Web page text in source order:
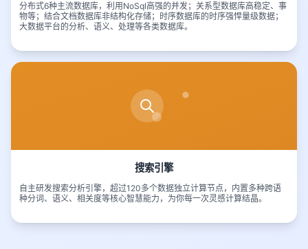
分布式6种主流数据库，利用NoSql高强的并发；关系型数据库高稳定、事
物等；结合文档数据库非结构化存储；时序数据库的时序强悍量级数据；
大数据平台的分析、语义、处理等各类数据库。
搜索引擎
自主研发搜索分析引擎，超过120多个数据独立计算节点，内置多种跨语
种分词、语义、相关度等核心智慧能力，为你每一次灵感计算结晶。